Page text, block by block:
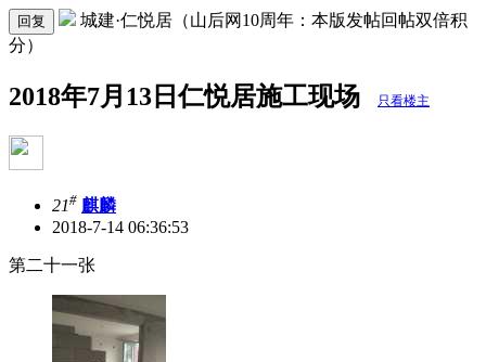
回复
城建·仁悦居（山后网10周年：本版发帖回帖双倍积
分）
2018年7月13日仁悦居施工现场 只看楼主
21# 麒麟
2018-7-14 06:36:53
第二十一张